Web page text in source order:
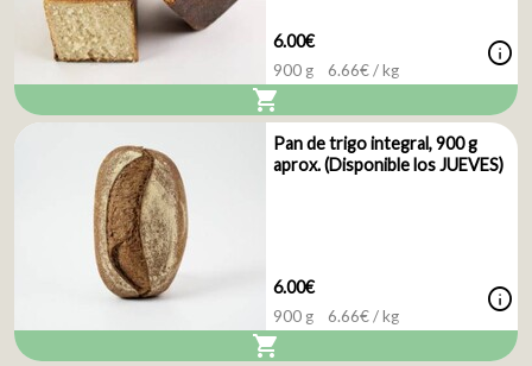
6.00€
900 g 6.66€ / kg info
shopping_cart
Pan de trigo integral, 900 g
aprox. (Disponible los JUEVES)
6.00€
900 g 6.66€ / kg info
shopping_cart